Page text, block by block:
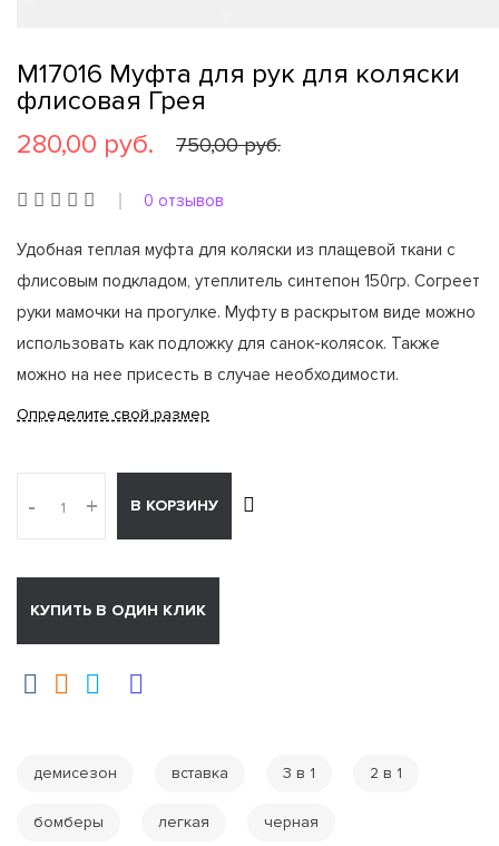
M17016 Муфта для рук для коляски
флисовая Грея
280,00 руб.
750,00 руб.
0 отзывов
Удобная теплая муфта для коляски из плащевой ткани с
флисовым подкладом, утеплитель синтепон 150гр. Согреет
руки мамочки на прогулке. Муфту в раскрытом виде можно
использовать как подложку для санок-колясок. Также
можно на нее присесть в случае необходимости.
Определите свой размер
- + В КОРЗИНУ
КУПИТЬ В ОДИН КЛИК
демисезон вставка 3 в 1 2 в 1
бомберы легкая черная